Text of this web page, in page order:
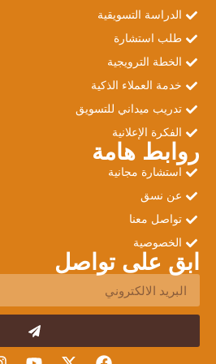
الدراسة التسويقية
طلب استشارة
الخطة الترويجية
خدمة العملاء الذكية
تدريب ميداني للتسويق
الفكرة الإعلانية
روابط هامة
استشارة مجانية
عن نسق
تواصل معنا
الخصوصية
ابق على تواصل